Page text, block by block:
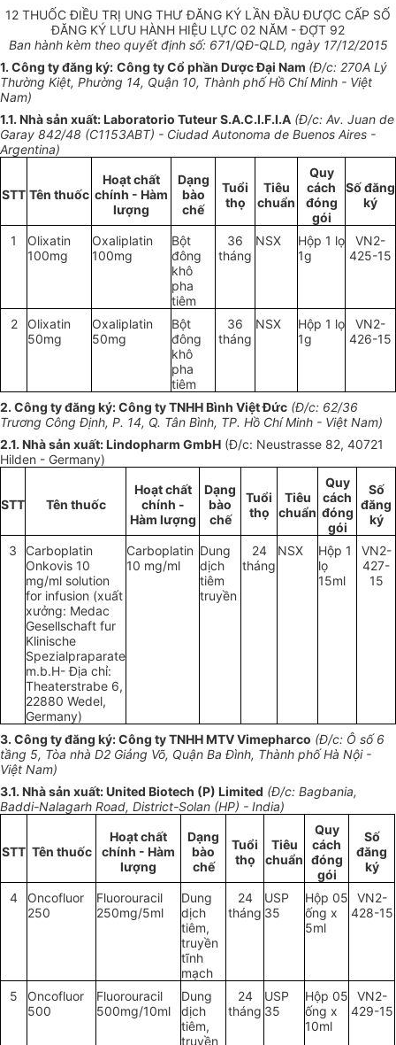
12 THUỐC ĐIỀU TRỊ UNG THƯ ĐĂNG KÝ LẦN ĐẦU ĐƯỢC CẤP SỐ
ĐĂNG KÝ LƯU HÀNH HIỆU LỰC 02 NĂM - ĐỢT 92
Ban hành kèm theo quyết định số:671/QĐ-QLD, ngày 17/12/2015
1. Công ty đăng ký: Công tyCổ phần Dược Đại Nam (Đ/c: 270A Lý
Thường Kiệt, Phường 14, Quận 10, Thành phốHồ Chí Minh - Việt
Nam)
1.1. Nhà sản xuất: Laboratorio Tuteur S.A.C.I.F.I.A (Đ/c: Av. Juan de
Garay 842/48 (C1153ABT) - Ciudad Autonoma de Buenos Aires -
Argentina)
STT Tên thuốc
Hoạt chất
chính - Hàm
lượng
Dạng
bào
chế
Tuổi
thọ
Tiêu
chuẩn
Quy
cách
đóng
gói
Số đăng
ký
1
Olixatin
100mg
Oxaliplatin
100mg
Bột
đông
khô
pha
tiêm
36
tháng
NSX
Hộp 1 lọ
1g
VN2-
425-15
2
Olixatin
50mg
Oxaliplatin
50mg
Bột
đông
khô
pha
tiêm
36
tháng
NSX
Hộp 1 lọ
1g
VN2-
426-15
2. Công ty đăng ký: Công ty TNHH Bình Việt Đức (Đ/c: 62/36
Trương Công Định, P. 14, Q. Tân Bình, TP. Hồ Chí Minh - Việt Nam)
2.1. Nhà sản xuất: Lindopharm GmbH (Đ/c: Neustrasse 82, 40721
Hilden - Germany)
STT Tên thuốc
Hoạt chất
chính -
Hàm lượng
Dạng
bào
chế
Tuổi
thọ
Tiêu
chuẩn
Quy
cách
đóng
gói
Số
đăng
ký
3
Carboplatin
Onkovis 10
mg/ml solution
for infusion (xuất
xưởng: Medac
Gesellschaft fur
Klinische
Spezialpraparate
m.b.H- Địa chỉ:
Theaterstrabe 6,
22880 Wedel,
Germany)
Carboplatin
10 mg/ml
Dung
dịch
tiêm
truyền
24
tháng
NSX
Hộp 1
lọ
15ml
VN2-
427-
15
3. Công ty đăng ký: Công ty TNHH MTV Vimepharco (Đ/c: Ô số6
tầng 5, Tòa nhà D2 Giảng Võ, Quận Ba Đình, Thành phố Hà Nội -
Việt Nam)
3.1. Nhà sản xuất: United Biotech (P) Limited (Đ/c: Bagbania,
Baddi-Nalagarh Road, District-Solan (HP) - India)
STT Tên thuốc
Hoạt chất
chính - Hàm
lượng
Dạng
bào
chế
Tuổi
thọ
Tiêu
chuẩn
Quy
cách
đóng
gói
Số
đăng
ký
4 Oncofluor
250
Fluorouracil
250mg/5ml
Dung
dịch
tiêm,
truyền
tĩnh
mạch
24
tháng
USP
35
Hộp 05
ốngx
5ml
VN2-
428-15
5 Oncofluor
500
Fluorouracil
500mg/10ml
Dung
dịch
tiêm,
truyền
24
tháng
USP
35
Hộp 05
ốngx
10ml
VN2-
429-15